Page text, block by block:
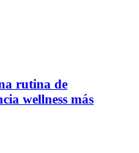
rutina de
wellness más